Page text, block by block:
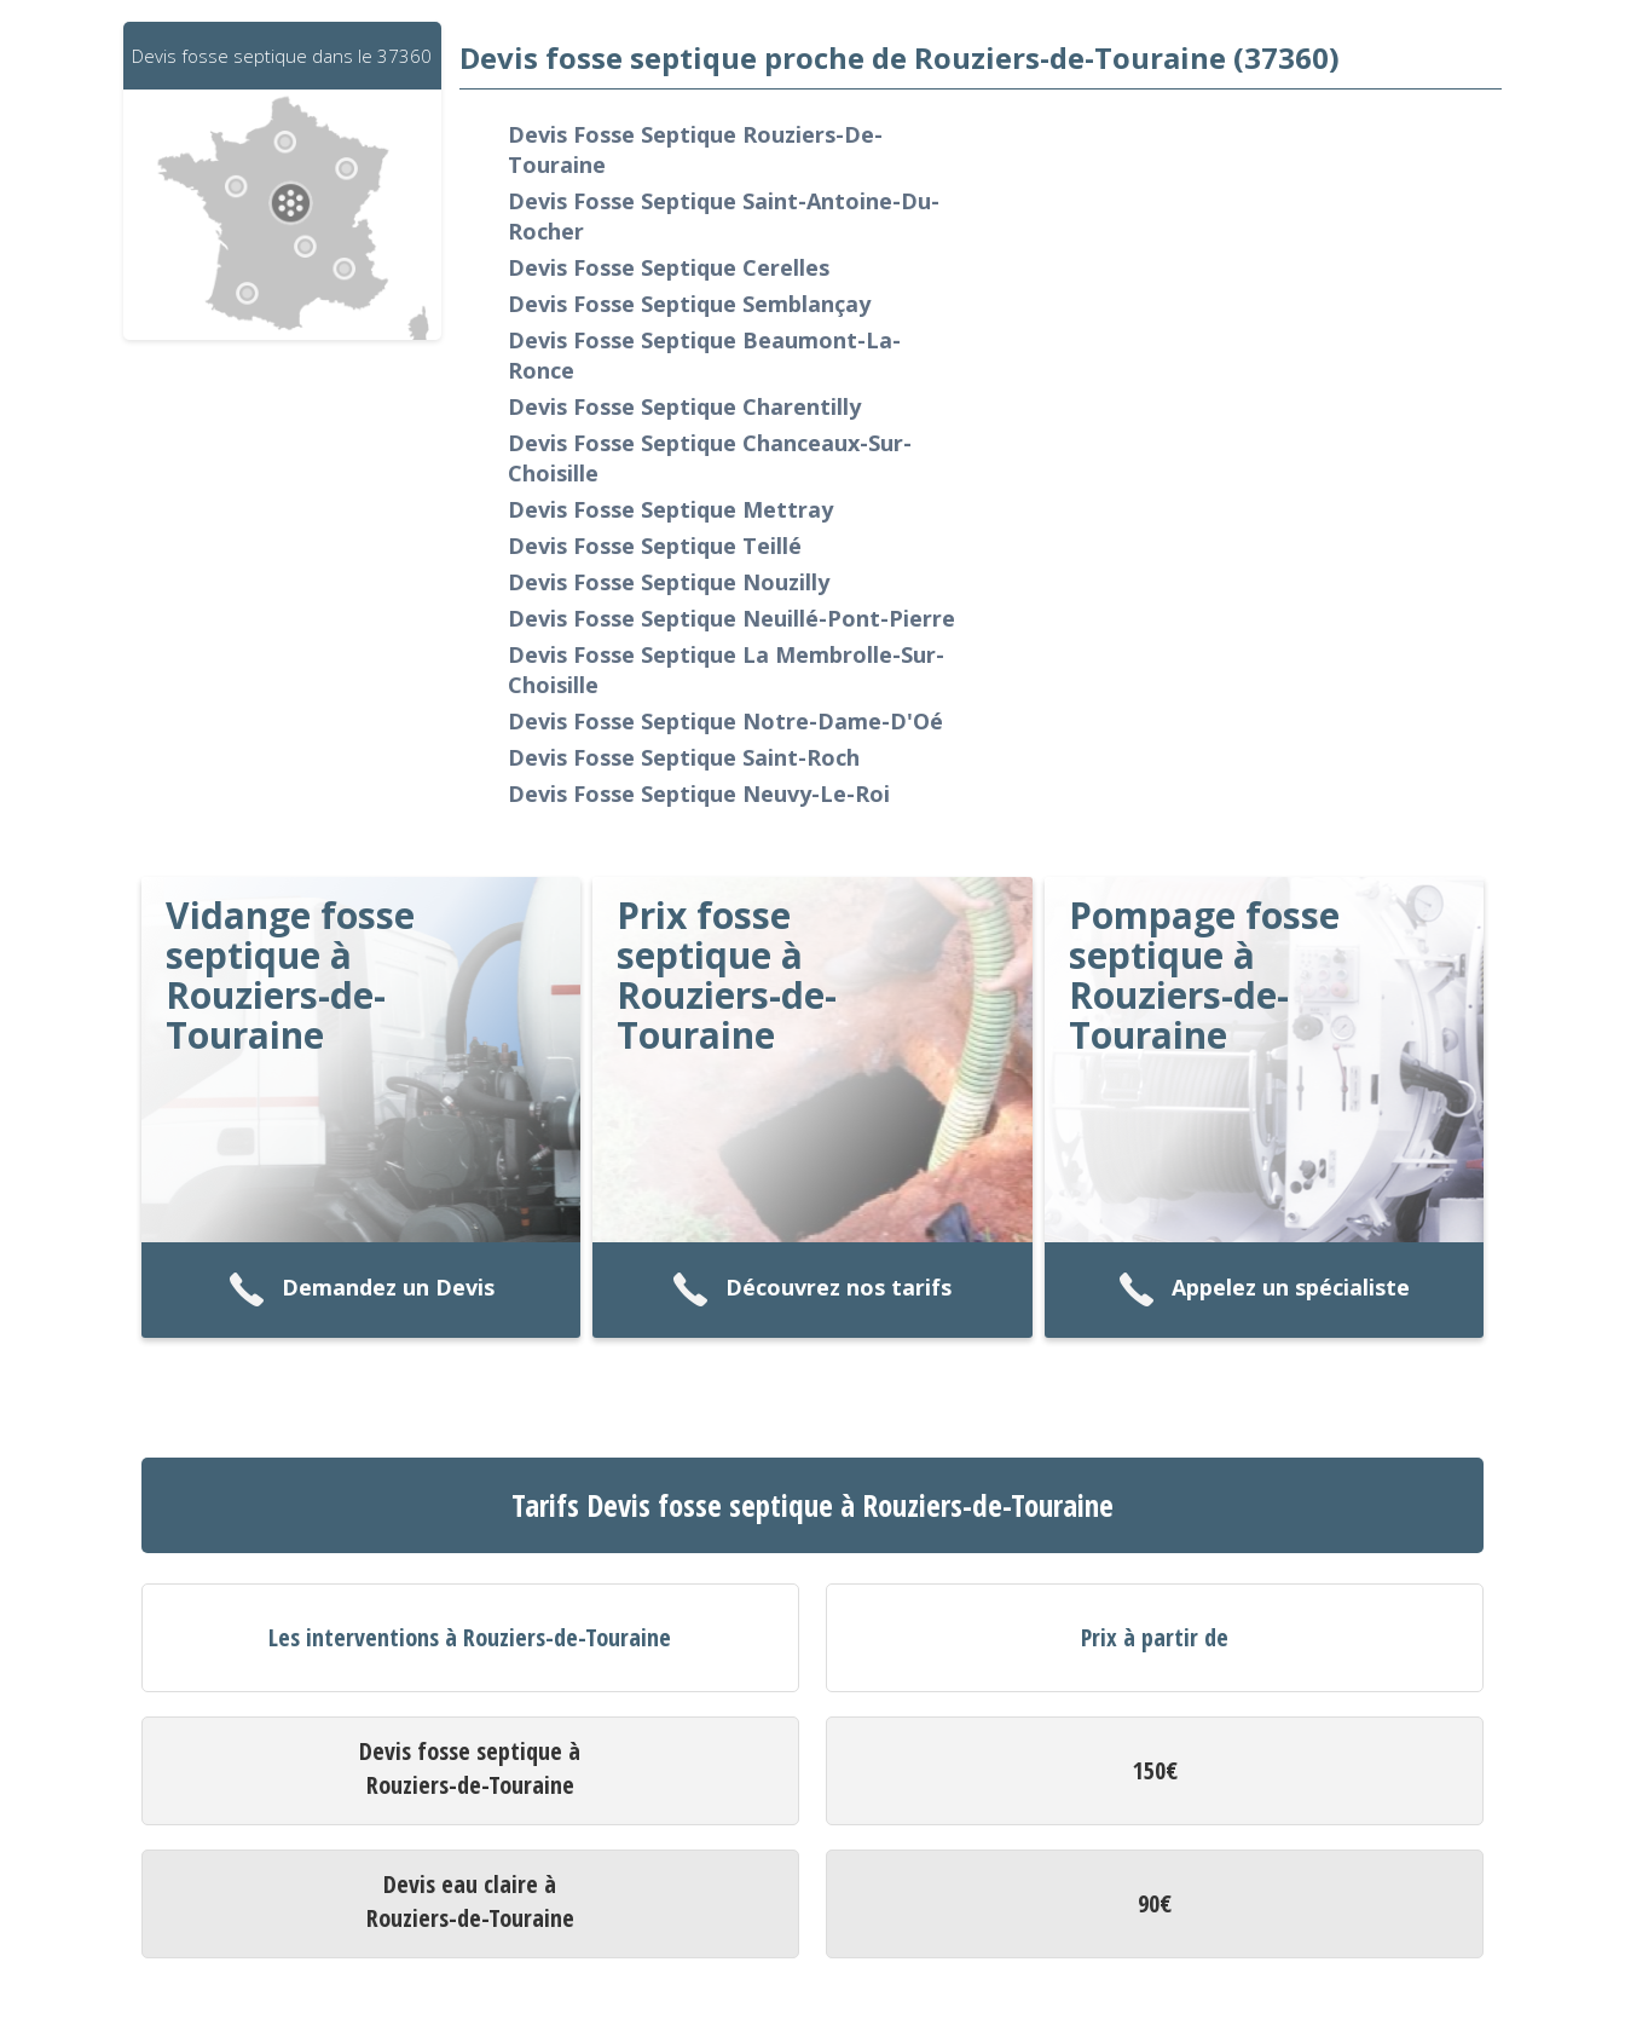
Devis fosse septique dans le 37360 Devis fosse septique proche de Rouziers-de-Touraine (37360)
Devis Fosse Septique Rouziers-De-
Touraine
Devis Fosse Septique Saint-Antoine-Du-
Rocher
Devis Fosse Septique Cerelles
Devis Fosse Septique Semblançay
Devis Fosse Septique Beaumont-La-
Ronce
Devis Fosse Septique Charentilly
Devis Fosse Septique Chanceaux-Sur-
Choisille
Devis Fosse Septique Mettray
Devis Fosse Septique Teillé
Devis Fosse Septique Nouzilly
Devis Fosse Septique Neuillé-Pont-Pierre
Devis Fosse Septique La Membrolle-Sur-
Choisille
Devis Fosse Septique Notre-Dame-D'Oé
Devis Fosse Septique Saint-Roch
Devis Fosse Septique Neuvy-Le-Roi
Vidange fosse
septique à
Rouziers-de-
Touraine
Demandez un Devis
Prix fosse
septique à
Rouziers-de-
Touraine
Découvrez nos tarifs
Pompage fosse
septique à
Rouziers-de-
Touraine
Appelez un spécialiste
Tarifs Devis fosse septique à Rouziers-de-Touraine
Les interventions à Rouziers-de-Touraine Prix à partir de
Devis fosse septique à
Rouziers-de-Touraine
150€
Devis eau claire à
Rouziers-de-Touraine
90€